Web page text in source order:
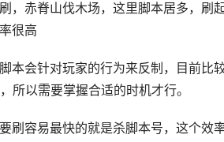
，赤脊山伐木场，这里脚本居多，刷
很高
本会针对玩家的行为来反制，目前比
所以需要掌握合适的时机才行。
刷容易最快的就是杀脚本号，这个效